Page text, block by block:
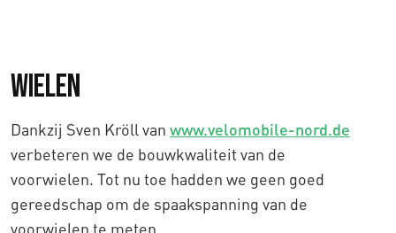
Wielen
Dankzij Sven Kröll van www.velomobile-nord.de
verbeteren we de bouwkwaliteit van de
voorwielen. Tot nu toe hadden we geen goed
gereedschap om de spaakspanning van de
voorwielen te meten.